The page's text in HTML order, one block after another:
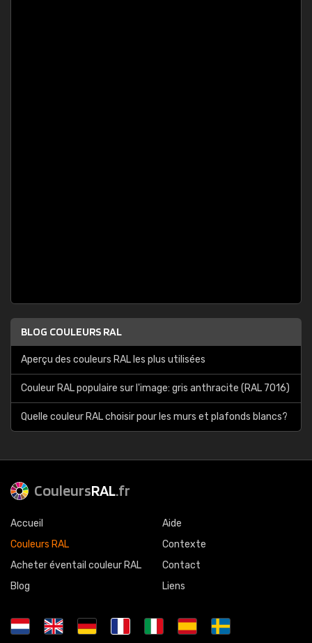
BLOG COULEURS RAL
Aperçu des couleurs RAL les plus utilisées
Couleur RAL populaire sur l'image: gris anthracite (RAL 7016)
Quelle couleur RAL choisir pour les murs et plafonds blancs?
CouleursRAL.fr
Accueil
Couleurs RAL
Acheter éventail couleur RAL
Blog
Aide
Contexte
Contact
Liens